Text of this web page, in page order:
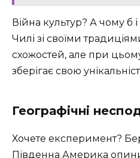
Війна культур? А чому б і
Чилі зі своїми
схожостей, але при
зберігає свою
Географічні
Хочете експеримент?
Південна Америка